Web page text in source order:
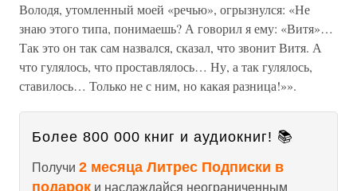
Володя, утомленный моей «речью», огрызнулся: «Не
знаю этого типа, понимаешь? А говорил я ему: «Витя»…
Так это он так сам назвался, сказал, что звонит Витя. А
что гулялось, что проставлялось… Ну, а так гулялось,
ставилось… Только не с ним, но какая разница!»».
Более 800 000 книг и аудиокниг! 📚
Получи 2 месяца Литрес Подписки в
подарок и наслаждайся неограниченным